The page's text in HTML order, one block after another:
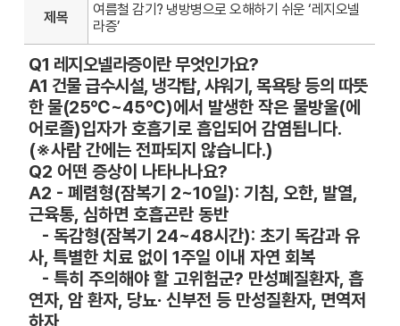
제목
여름철 감기? 냉방병으로 오해하기 쉬운 ‘레지오넬
라증’
Q1 레지오넬라증이란 무엇인가요?
A1 건물 급수시설, 냉각탑, 샤워기, 목욕탕 등의 따뜻
한 물(25℃~45℃)에서 발생한 작은 물방울(에
어로졸)입자가 호흡기로 흡입되어 감염됩니다.
(※사람 간에는 전파되지 않습니다.)
Q2 어떤 증상이 나타나나요?
A2 - 폐렴형(잠복기 2~10일): 기침, 오한, 발열,
근육통, 심하면 호흡곤란 동반
- 독감형(잠복기 24~48시간): 초기 독감과 유
사, 특별한 치료 없이 1주일 이내 자연 회복
- 특히 주의해야 할 고위험군? 만성폐질환자, 흡
연자, 암 환자, 당뇨·신부전 등 만성질환자, 면역저
하자